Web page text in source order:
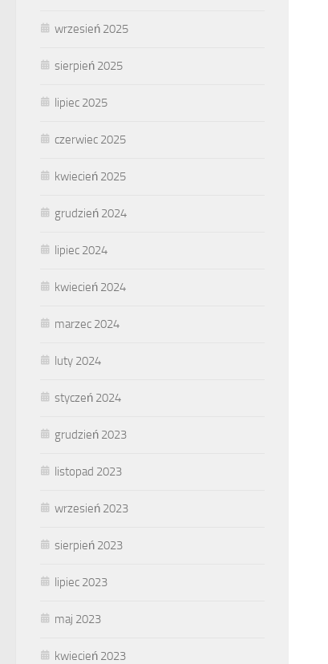
wrzesień 2025
sierpień 2025
lipiec 2025
czerwiec 2025
kwiecień 2025
grudzień 2024
lipiec 2024
kwiecień 2024
marzec 2024
luty 2024
styczeń 2024
grudzień 2023
listopad 2023
wrzesień 2023
sierpień 2023
lipiec 2023
maj 2023
kwiecień 2023